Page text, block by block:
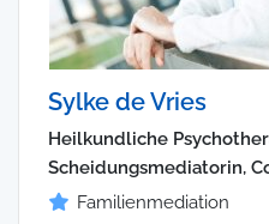
Sylke de Vries
Heilkundliche
Scheidungsmediatorin,
Familienmediation